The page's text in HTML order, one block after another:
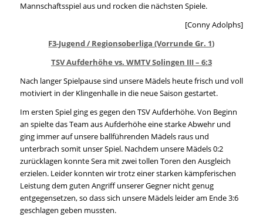
Mannschaftsspiel aus und rocken die nächsten Spiele.
[Conny Adolphs]
F3-Jugend / Regionsoberliga (Vorrunde Gr. 1)
TSV Aufderhöhe vs. WMTV Solingen III – 6:3
Nach langer Spielpause sind unsere Mädels heute frisch und voll
motiviert in der Klingenhalle in die neue Saison gestartet.
Im ersten Spiel ging es gegen den TSV Aufderhöhe. Von Beginn
an spielte das Team aus Aufderhöhe eine starke Abwehr und
ging immer auf unsere ballführenden Mädels raus und
unterbrach somit unser Spiel. Nachdem unsere Mädels 0:2
zurücklagen konnte Sera mit zwei tollen Toren den Ausgleich
erzielen. Leider konnten wir trotz einer starken kämpferischen
Leistung dem guten Angriff unserer Gegner nicht genug
entgegensetzen, so dass sich unsere Mädels leider am Ende 3:6
geschlagen geben mussten.